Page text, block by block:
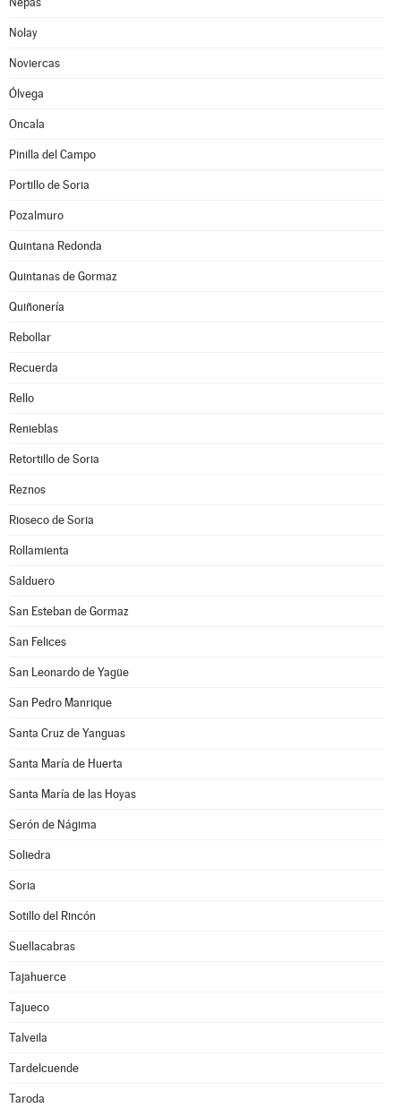
Nolay
Noviercas
Ólvega
Oncala
Pinilla del Campo
Portillo de Soria
Pozalmuro
Quintana Redonda
Quintanas de Gormaz
Quiñonería
Rebollar
Recuerda
Rello
Renieblas
Retortillo de Soria
Reznos
Rioseco de Soria
Rollamienta
Salduero
San Esteban de Gormaz
San Felices
San Leonardo de Yagüe
San Pedro Manrique
Santa Cruz de Yanguas
Santa María de Huerta
Santa María de las Hoyas
Serón de Nágima
Soliedra
Soria
Sotillo del Rincón
Suellacabras
Tajahuerce
Tajueco
Talveila
Tardelcuende
Taroda